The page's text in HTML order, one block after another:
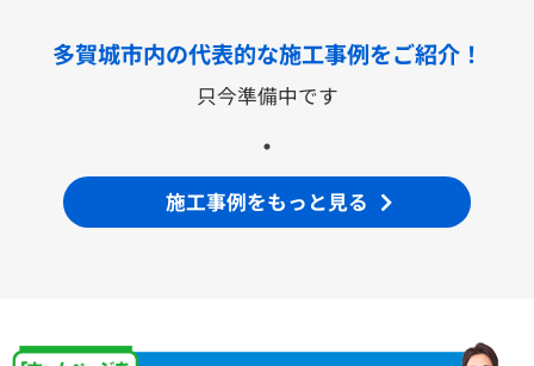
洗面化粧台用水栓金具
TLHG30ERZ TLN32TEFR
TLG05301J
TLC32ER TLC32ERZ LF-E345SYCN
洗濯機用水栓金具
TBV03401J1 TBV03401Z1 TBV03423J1 TBV03423Z1
多賀城市内の代表的な施工事例をご紹介！
只今準備中です
施工事例をもっと見る